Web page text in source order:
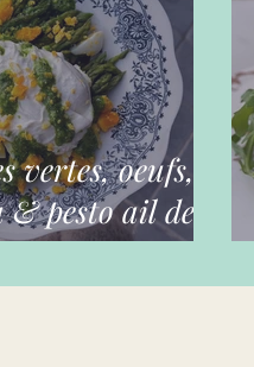
vertes, oeufs,
pesto ail des